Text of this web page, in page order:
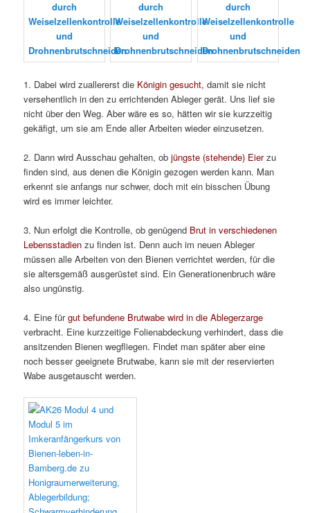
1. Dabei wird zuallererst die Königin gesucht, damit sie nicht
versehentlich in den zu errichtenden Ableger gerät. Uns lief sie
nicht über den Weg. Aber wäre es so, hätten wir sie kurzzeitig
gekäfigt, um sie am Ende aller Arbeiten wieder einzusetzen.
2. Dann wird Ausschau gehalten, objüngste (stehende) Eierzu
finden sind, aus denen die Königin gezogen werden kann. Man
erkennt sie anfangs nur schwer, doch mit ein bisschen Übung
wird es immer leichter.
3. Nun erfolgt die Kontrolle, ob genügend Brut in verschiedenen
Lebensstadien zu finden ist. Denn auch im neuen Ableger
müssen alle Arbeiten von den Bienen verrichtet werden, für die
sie altersgemäß ausgerüstet sind. Ein Generationenbruch wäre
also ungünstig.
4. Eine fürgut befundene Brutwabe wird in die Ablegerzarge
verbracht. Eine kurzzeitige Folienabdeckung verhindert, dass die
ansitzenden Bienen wegfliegen. Findet man später aber eine
noch besser geeignete Brutwabe, kann sie mit der reservierten
Wabe ausgetauscht werden.